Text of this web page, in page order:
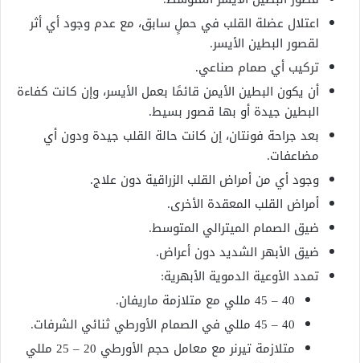
اعتلال عضلة القلب في حملٍ سابق، مع عدم وجود أي أثر
لقصور البطين الأيسر.
تركيب أي صمام صناعي.
أن يكون البطين الأيمن قائمًا بعمل الأيسر، وإن كانت كفاءة
البطين جيدة أو بها قصور بسيط.
بعد جراحة فونتان، إن كانت حالة القلب جيدة ودون أي
مضاعفات.
وجود أي من أمراض القلب الزراقية دون علاج.
أمراض القلب المعقدة الأخرى.
ضيق الصمام الميترالي المتوسط.
ضيق الأبهر الشديد دون أعراض.
تمدد الأوعية الدموية الأبهرية:
40 – 45 مللي مع متلازمة ماريفان.
40 – 45 مللي في الصمام الأورطي ثنائي الشرفات.
متلازمة تيرنر مع معامل حجم الأورطي 20 – 25 مللي